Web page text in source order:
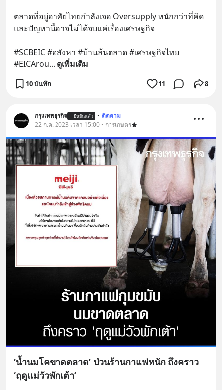
ตลาดที่อยู่อาศัยไทยกำลังเจอ Oversupply หนักกว่าที่คิด
และปัญหานี้อาจไม่ได้จบแค่เรื่องเศรษฐกิจ
#SCBEIC #อสังหา #บ้านล้นตลาด #เศรษฐกิจไทย
#EICArou... ดูเพิ่มเติม
10 บันทึก 11 8
กรุงเทพธุรกิจ ยืนยันแล้ว • ติดตาม
22 ก.ค. 2023 เวลา 15:00 • การเกษตร
‘น้ำนมโคขาดตลาด’ ป่วนร้านกาแฟหนัก ถึงคราว
‘ฤดูแม่วัวพักเต้า’